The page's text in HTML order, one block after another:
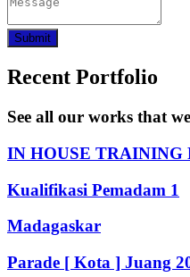
Submit
Recent Portfolio
See all our works that
IN HOUSE TRAINING
Kualifikasi Pemadam 1
Madagaskar
Parade [ Kota ] Juang